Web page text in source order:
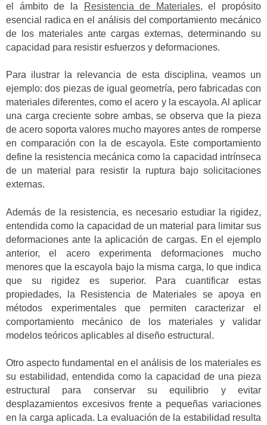
el ámbito de la
Resistencia de Materiales, el propósito
esencial radica en el análisis del comportamiento mecánico
de los materiales ante cargas externas, determinando su
capacidad para resistir esfuerzos y deformaciones.
Para ilustrar la relevancia de esta disciplina, veamos un
ejemplo: dos piezas de igual geometría, pero fabricadas con
materiales diferentes, como el acero y la escayola. Al aplicar
una carga creciente sobre ambas, se observa que la pieza
de acero soporta valores mucho mayores antes de romperse
en comparación con la de escayola. Este comportamiento
define la resistencia mecánica como la capacidad intrínseca
de un material para resistir la ruptura bajo solicitaciones
externas.
Además de la resistencia, es necesario estudiar la rigidez,
entendida como la capacidad de un material para limitar sus
deformaciones ante la aplicación de cargas. En el ejemplo
anterior, el acero experimenta deformaciones mucho
menores que la escayola bajo la misma carga, lo que indica
que su rigidez es superior. Para cuantificar estas
propiedades, la Resistencia de Materiales se apoya en
métodos experimentales que permiten caracterizar el
comportamiento mecánico de los materiales y validar
modelos teóricos aplicables al diseño estructural.
Otro aspecto fundamental en el análisis de los materiales es
su estabilidad, entendida como la capacidad de una pieza
estructural para conservar su equilibrio y evitar
desplazamientos excesivos frente a pequeñas variaciones
en la carga aplicada. La evaluación de la estabilidad resulta